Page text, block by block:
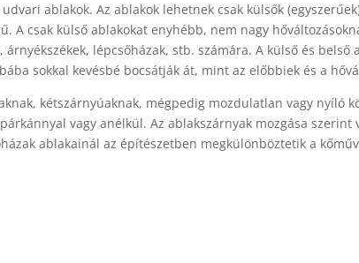
ablakok. Az ablakok lehetnek csak külsők
A csak külső ablakokat enyhébb, nem nagy
lépcsőházak, stb. számára. A külső és
sokkal kevésbé bocsátják át, mint az előbbiek és a
kétszárnyúaknak, mégpedig mozdulatlan vagy nyíló
vagy anélkül. Az ablakszárnyak mozgása
ablakainál az építészetben megkülönböztetik a